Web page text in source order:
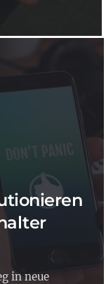
in neue